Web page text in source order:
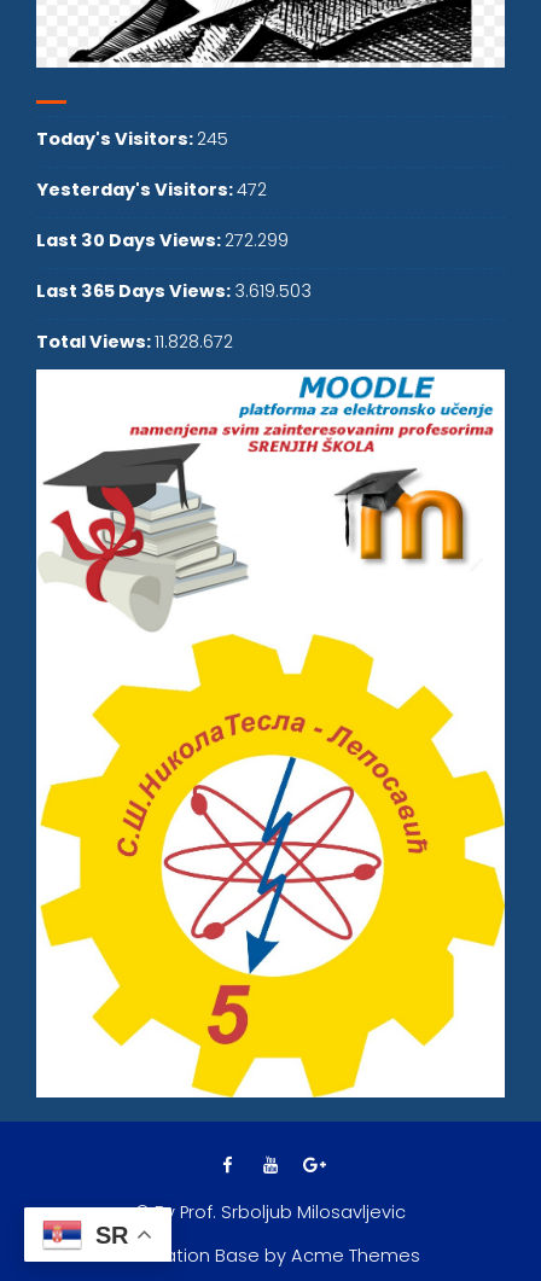
Today's Visitors: 245
Yesterday's Visitors:472
Last 30 Days Views: 272.299
Last 365 Days Views: 3.619.503
Total Views:11.828.672
© By Prof. Srboljub Milosavljevic
Education Base by Acme Themes
SR